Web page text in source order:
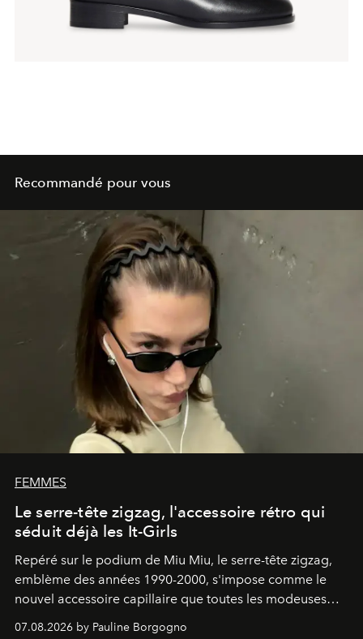
Recommandé pour vous
FEMMES
Le serre-tête zigzag, l'accessoire rétro qui
séduit déjà les It-Girls
Repéré sur le podium de Miu Miu, le serre-tête zigzag,
emblème des années 1990-2000, s'impose comme le
nouvel accessoire capillaire que toutes les modeuses
s'arrachent déjà.
07.08.2026 by Pauline Borgogno